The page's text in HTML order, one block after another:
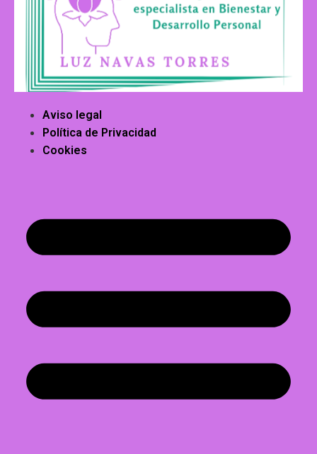
Aviso legal
Política de Privacidad
Cookies